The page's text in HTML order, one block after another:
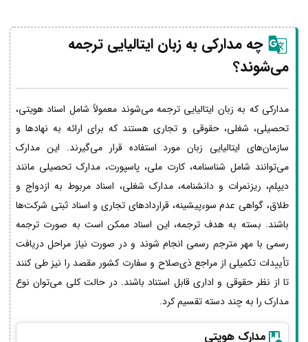
چه مدارکی به زبان ایتالیایی ترجمه
می‌شوند؟
مدارکی که به زبان ایتالیایی ترجمه می‌شوند معمولاً شامل اسناد هویتی،
تحصیلی، شغلی، حقوقی و تجاری هستند که برای ارائه به نهادها و
سازمان‌های ایتالیایی زبان مورد استفاده قرار می‌گیرند. این مدارک
می‌توانند شامل شناسنامه، کارت ملی، پاسپورت، مدارک تحصیلی مانند
دیپلم، ریزنمرات و دانشنامه، مدارک شغلی، اسناد مربوط به ازدواج و
طلاق، گواهی عدم سوءپیشینه، قراردادهای تجاری و اسناد ثبتی شرکت‌ها
باشند. بسته به هدف ترجمه، این اسناد ممکن است به صورت ترجمه
رسمی با مهر مترجم رسمی انجام شوند و در صورت نیاز مراحل دریافت
تأییدات تکمیلی از مراجع ذی‌صلاح و سفارت کشور مقصد را نیز طی کنند
تا از نظر حقوقی و اداری قابل استناد باشند. در حالت کلی می‌توان نوع
مدارک را به چند دسته تقسیم کرد.
مدارک هویتی